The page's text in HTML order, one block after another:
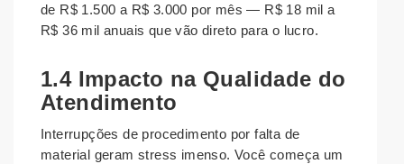
de R$ 1.500 a R$ 3.000 por mês — R$ 18 mil a
R$ 36 mil anuais que vão direto para o lucro.
1.4 Impacto na Qualidade do
Atendimento
Interrupções de procedimento por falta de
material geram stress imenso. Você começa um